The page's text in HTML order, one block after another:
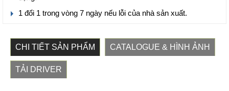
1 đổi 1 trong vòng 7 ngày nếu lỗi của nhà sản xuất.
CHI TIẾT SẢN PHẨM CATALOGUE & HÌNH ẢNH
TẢI DRIVER